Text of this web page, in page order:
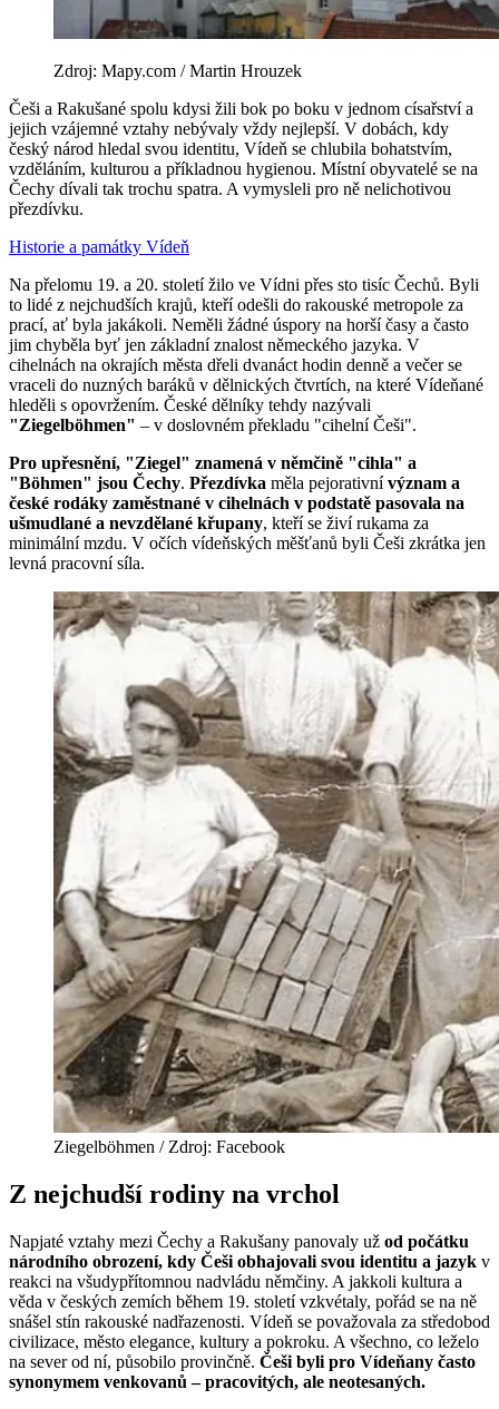
Zdroj: Mapy.com / Martin Hrouzek
Češi a Rakušané spolu kdysi žili bok po boku v jednom císařství a
jejich vzájemné vztahy nebývaly vždy nejlepší. V dobách, kdy
český národ hledal svou identitu, Vídeň se chlubila bohatstvím,
vzděláním, kulturou a příkladnou hygienou. Místní obyvatelé se na
Čechy dívali tak trochu spatra. A vymysleli pro ně nelichotivou
přezdívku.
Historie a památky Vídeň
Na přelomu 19. a 20. století žilo ve Vídni přes sto tisíc Čechů. Byli
to lidé z nejchudších krajů, kteří odešli do rakouské metropole za
prací, ať byla jakákoli. Neměli žádné úspory na horší časy a často
jim chyběla byť jen základní znalost německého jazyka. V
cihelnách na okrajích města dřeli dvanáct hodin denně a večer se
vraceli do nuzných baráků v dělnických čtvrtích, na které Vídeňané
hleděli s opovržením. České dělníky tehdy nazývali
"Ziegelböhmen" – v doslovném překladu "cihelní Češi".
Pro upřesnění, "Ziegel" znamená v němčině "cihla" a
"Böhmen" jsou Čechy. Přezdívka měla pejorativnívýznam a
české rodáky zaměstnané v cihelnách v podstatě pasovala na
ušmudlané a nevzdělané křupany, kteří se živí rukama za
minimální mzdu. V očích vídeňských měšťanů byli Češi zkrátka jen
levná pracovní síla.
Ziegelböhmen / Zdroj: Facebook
Z nejchudší rodiny na vrchol
Napjaté vztahy mezi Čechy a Rakušany panovaly už od počátku
národního obrození, kdy Češi obhajovali svou identitu a jazyk v
reakci na všudypřítomnou nadvládu němčiny. A jakkoli kultura a
věda v českých zemích během 19. století vzkvétaly, pořád se na ně
snášel stín rakouské nadřazenosti. Vídeň se považovala za středobod
civilizace, město elegance, kultury a pokroku. A všechno, co leželo
na sever od ní, působilo provinčně. Češi byli pro Vídeňany často
synonymem venkovanů – pracovitých, ale neotesaných.